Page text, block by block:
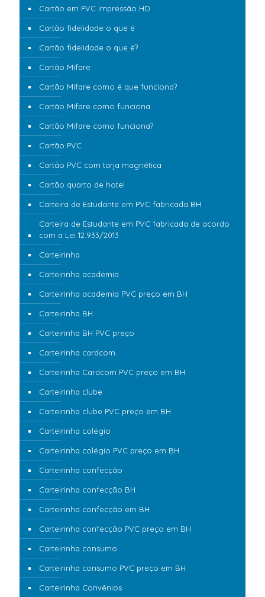
Cartão em PVC impressão HD
Cartão fidelidade o que é
Cartão fidelidade o que é?
Cartão Mifare
Cartão Mifare como é que funciona?
Cartão Mifare como funciona
Cartão Mifare como funciona?
Cartão PVC
Cartão PVC com tarja magnética
Cartão quarto de hotel
Carteira de Estudante em PVC fabricada BH
Carteira de Estudante em PVC fabricada de acordo
com a Lei 12.933/2013
Carteirinha
Carteirinha academia
Carteirinha academia PVC preço em BH
Carteirinha BH
Carteirinha BH PVC preço
Carteirinha cardcom
Carteirinha Cardcom PVC preço em BH
Carteirinha clube
Carteirinha clube PVC preço em BH
Carteirinha colégio
Carteirinha colégio PVC preço em BH
Carteirinha confecção
Carteirinha confecção BH
Carteirinha confecção em BH
Carteirinha confecção PVC preço em BH
Carteirinha consumo
Carteirinha consumo PVC preço em BH
Carteirinha Convênios